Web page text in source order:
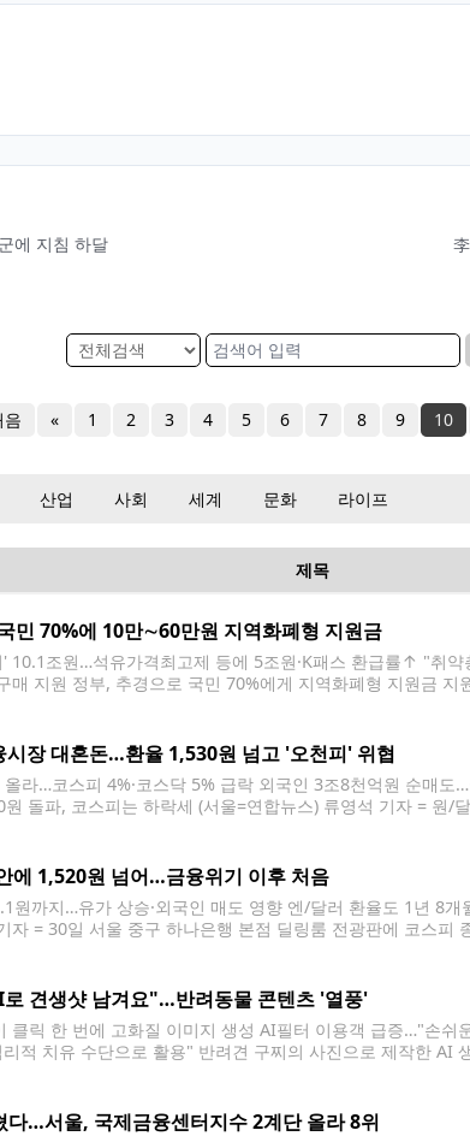
에 지침 하달
음 « 1 2 3 4 5 6 7 8 9 10
산업 사회 세계 문화 라이프
제목
민 70%에 10만∼60만원 지역화폐형 지원금
10.1조원…석유가격최고제 등에 5조원·K패스 환급률↑ "취약
매 지원 정부, 추경으로 국민 70%에게 지역화폐형 지원금 지
시장 대혼돈…환율 1,530원 넘고 '오천피' 위협
라…코스피 4%·코스닥 5% 급락 외국인 3조8천억원 순매도
돌파, 코스피는 하락세 (서울=연합뉴스) 류영석 기자 = 원/
에 1,520원 넘어…금융위기 이후 처음
원까지…유가 상승·외국인 매도 영향 엔/달러 환율도 1년 8개
자 = 30일 서울 중구 하나은행 본점 딜링룸 전광판에 코스피
견생샷 남겨요"…반려동물 콘텐츠 '열풍'
클릭 한 번에 고화질 이미지 생성 AI필터 이용객 급증…"손쉬
적 치유 수단으로 활용" 반려견 구찌의 사진으로 제작한 AI
다…서울, 국제금융센터지수 2계단 올라 8위